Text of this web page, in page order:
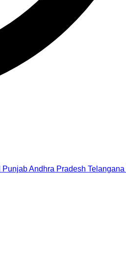
PunjabAndhra Pradesh Telangana